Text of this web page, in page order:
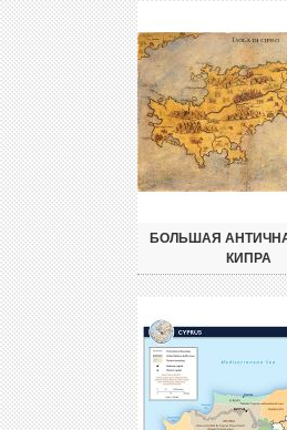
БОЛЬШАЯ
КИПРА